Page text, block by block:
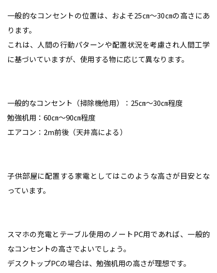
一般的なコンセントの位置は、およそ25㎝～30㎝の高さにあ
ります。
これは、人間の行動パターンや配置状況を考慮され人間工学
に基づいていますが、使用する物に応じて異なります。
一般的なコンセント（掃除機他用）：25㎝～30㎝程度
勉強机用：60㎝～90㎝程度
エアコン：2m前後（天井高による）
子供部屋に配置する家電としてはこのような高さが目安とな
っています。
スマホの充電とテーブル使用のノートPC用であれば、一般的
なコンセントの高さでよいでしょう。
デスクトップPCの場合は、勉強机用の高さが理想です。